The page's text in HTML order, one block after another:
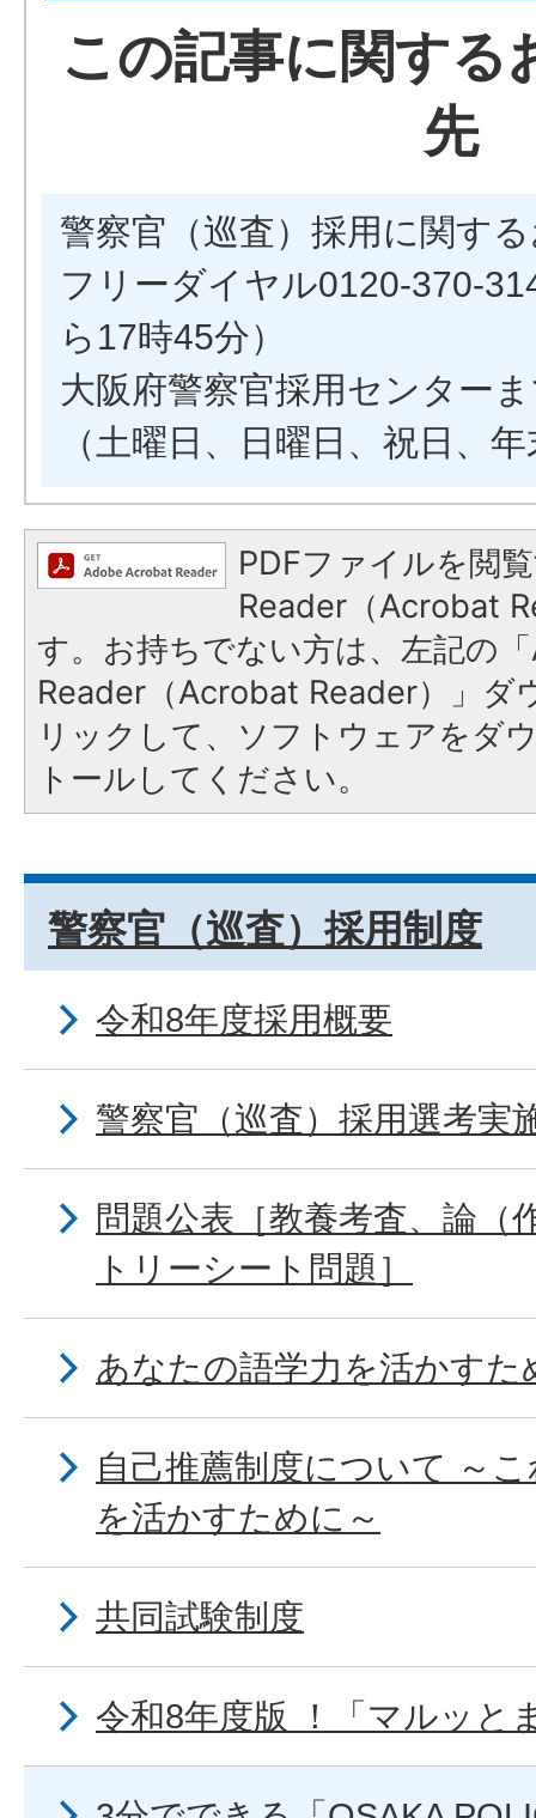
この記事に関する
先
警察官（巡査）採用に関す
フリーダイヤル0120-370-
ら17時45分）
大阪府警察官採用センター
（土曜日、日曜日、祝日、
PDFファイルを閲
Reader（Acrobat
す。お持ちでない方は、左記の
Reader（Acrobat Reader）」ダ
リックして、ソフトウェアをダ
トールしてください。
警察官（巡査）採用制度
令和8年度採用概要
警察官（巡査）採用選考実
問題公表［教養考査、論（
トリーシート問題］
あなたの語学力を活かすた
自己推薦制度について ～
を活かすために～
共同試験制度
令和8年度版 ！「マルッと